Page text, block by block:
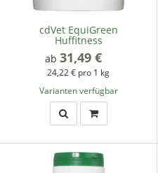
cdVet EquiGreen
Huffitness
ab 31,49 €
24,22 € pro 1 kg
Varianten verfügbar